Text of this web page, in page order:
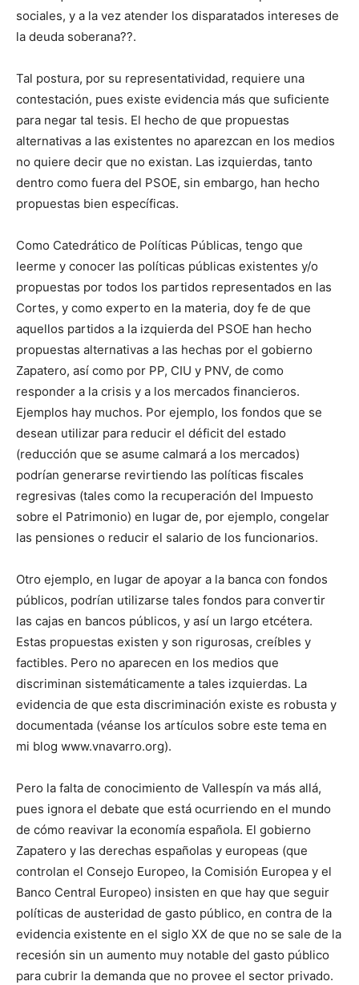
sociales, y a la vez atender los disparatados intereses de
la deuda soberana??.
Tal postura, por su representatividad, requiere una
contestación, pues existe evidencia más que suficiente
para negar tal tesis. El hecho de que propuestas
alternativas a las existentes no aparezcan en los medios
no quiere decir que no existan. Las izquierdas, tanto
dentro como fuera del PSOE, sin embargo, han hecho
propuestas bien específicas.
Como Catedrático de Políticas Públicas, tengo que
leerme y conocer las políticas públicas existentes y/o
propuestas por todos los partidos representados en las
Cortes, y como experto en la materia, doy fe de que
aquellos partidos a la izquierda del PSOE han hecho
propuestas alternativas a las hechas por el gobierno
Zapatero, así como por PP, CIU y PNV, de como
responder a la crisis y a los mercados financieros.
Ejemplos hay muchos. Por ejemplo, los fondos que se
desean utilizar para reducir el déficit del estado
(reducción que se asume calmará a los mercados)
podrían generarse revirtiendo las políticas fiscales
regresivas (tales como la recuperación del Impuesto
sobre el Patrimonio) en lugar de, por ejemplo, congelar
las pensiones o reducir el salario de los funcionarios.
Otro ejemplo, en lugar de apoyar a la banca con fondos
públicos, podrían utilizarse tales fondos para convertir
las cajas en bancos públicos, y así un largo etcétera.
Estas propuestas existen y son rigurosas, creíbles y
factibles. Pero no aparecen en los medios que
discriminan sistemáticamente a tales izquierdas. La
evidencia de que esta discriminación existe es robusta y
documentada (véanse los artículos sobre este tema en
mi blog www.vnavarro.org).
Pero la falta de conocimiento de Vallespín va más allá,
pues ignora el debate que está ocurriendo en el mundo
de cómo reavivar la economía española. El gobierno
Zapatero y las derechas españolas y europeas (que
controlan el Consejo Europeo, la Comisión Europea y el
Banco Central Europeo) insisten en que hay que seguir
políticas de austeridad de gasto público, en contra de la
evidencia existente en el siglo XX de que no se sale de la
recesión sin un aumento muy notable del gasto público
para cubrir la demanda que no provee el sector privado.